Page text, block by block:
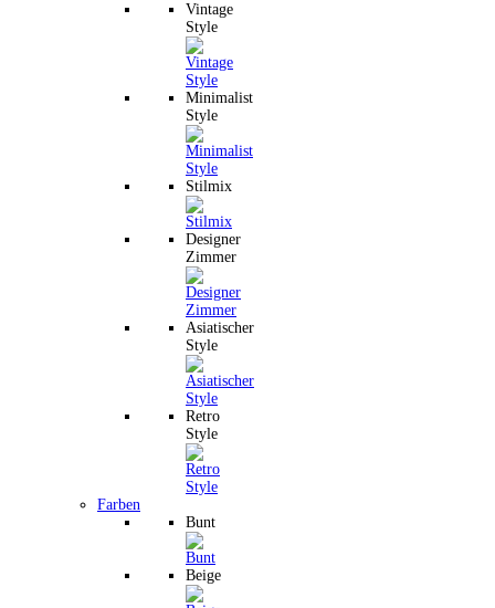
Vintage
Style
Minimalist
Style
Stilmix
Designer
Zimmer
Asiatischer
Style
Retro
Style
Farben
Bunt
Beige